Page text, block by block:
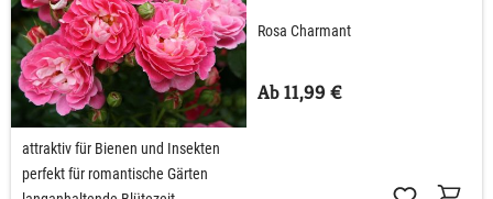
Rosa Charmant
Ab 11,99 €
attraktiv für Bienen und Insekten
perfekt für romantische Gärten